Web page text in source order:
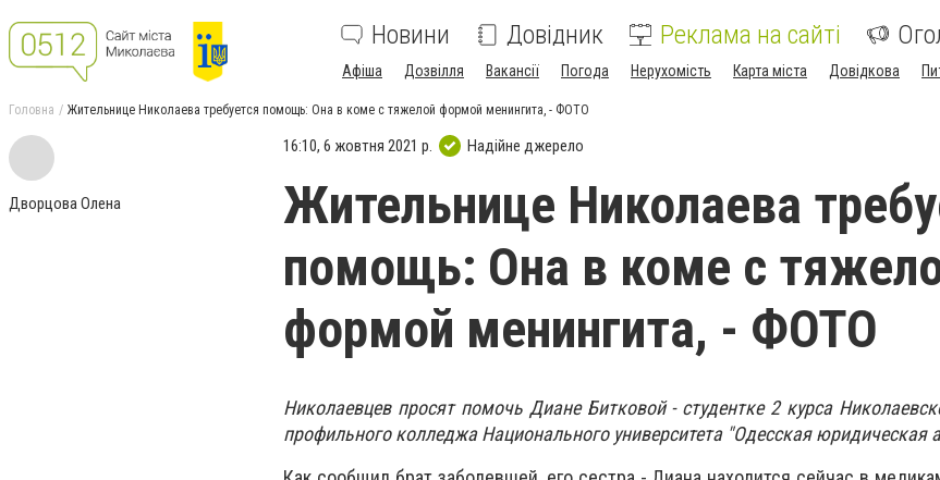
Новини Довідник Реклама на сайті
Афіша Дозвілля Вакансії Погода Нерухомість Карта міста Довідкова
Головна Жительнице Николаева требуется помощь: Она в коме с тяжелой формой менингита, - ФОТО
Дворцова Олена
16:10, 6 жовтня 2021 р. Надійне джерело
Жительнице Николаева
помощь: Она в коме с
формой менингита, - ФОТО
Николаевцев просят помочь Диане Битковой - студентке 2 курса
профильного колледжа Национального университета "Одесская юридическая